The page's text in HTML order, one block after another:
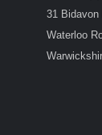
31
Waterloo